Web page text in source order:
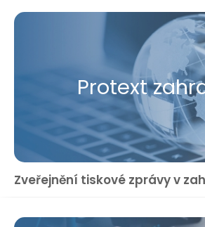
Protext
Zveřejnění tiskové zprávy v